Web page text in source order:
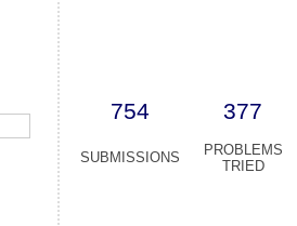
754 377
SUBMISSIONS
PROBLEMS
TRIED